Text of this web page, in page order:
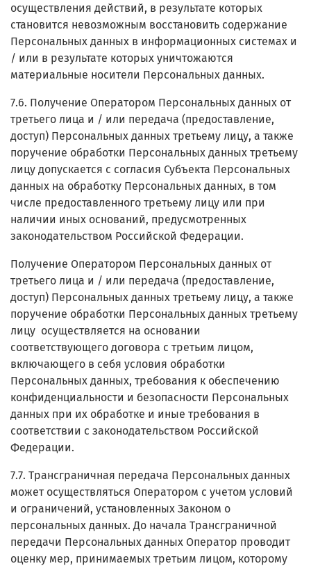
осуществления действий, в результате которых
становится невозможным восстановить содержание
Персональных данных в информационных системах и
/ или в результате которых уничтожаются
материальные носители Персональных данных.
7.6. Получение Оператором Персональных данных от
третьего лица и / или передача (предоставление,
доступ) Персональных данных третьему лицу, а также
поручение обработки Персональных данных третьему
лицу допускается с согласия Субъекта Персональных
данных на обработку Персональных данных, в том
числе предоставленного третьему лицу или при
наличии иных оснований, предусмотренных
законодательством Российской Федерации.
Получение Оператором Персональных данных от
третьего лица и / или передача (предоставление,
доступ) Персональных данных третьему лицу, а также
поручение обработки Персональных данных третьему
лицу осуществляется на основании
соответствующего договора с третьим лицом,
включающего в себя условия обработки
Персональных данных, требования к обеспечению
конфиденциальности и безопасности Персональных
данных при их обработке и иные требования в
соответствии с законодательством Российской
Федерации.
7.7. Трансграничная передача Персональных данных
может осуществляться Оператором с учетом условий
и ограничений, установленных Законом о
персональных данных. До начала Трансграничной
передачи Персональных данных Оператор проводит
оценку мер, принимаемых третьим лицом, которому